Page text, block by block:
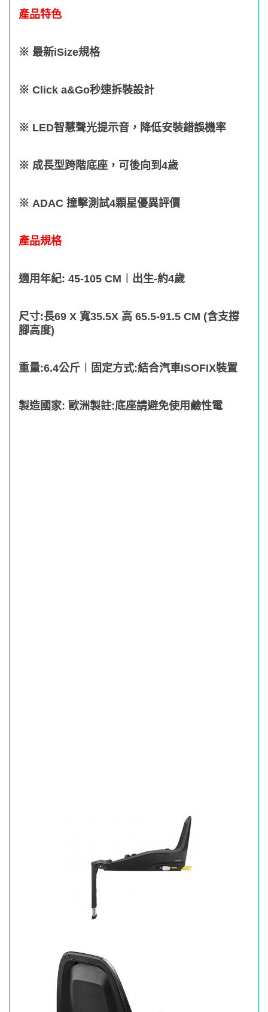
產品特色
※ 最新iSize規格
※ Click a&Go秒速拆裝設計
※ LED智慧聲光提示音，降低安裝錯誤機率
※ 成長型跨階底座，可後向到 4歲
※ ADAC 撞擊測試4顆星優異評價
產品規格
適用年紀: 45-105 CM ︱出生-約4歲
尺寸:長69 X 寬35.5X 高 65.5-91.5 CM (含支撐
腳高度)
重量:6.4公斤︱固定方式:結合汽車ISOFIX裝置
製造國家: 歐洲製註:底座請避免使用鹼性電